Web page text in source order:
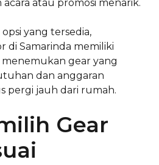
atau promosi menarik.
yang tersedia,
di Samarinda memiliki
gear yang
dan anggaran
pergi jauh dari rumah.
Gear